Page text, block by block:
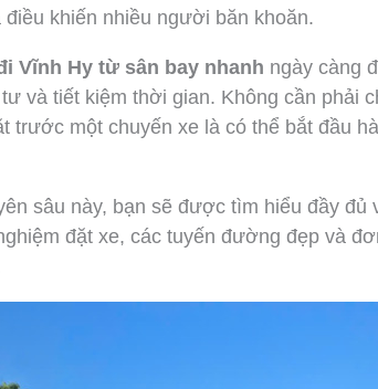
khiến nhiều người băn khoăn.
Vĩnh Hy từ sân bay nhanh ngày càng
và tiết kiệm thời gian. Không cần phải
trước một chuyến xe là có thể bắt đầu
sâu này, bạn sẽ được tìm hiểu đầy đủ
đặt xe, các tuyến đường đẹp và